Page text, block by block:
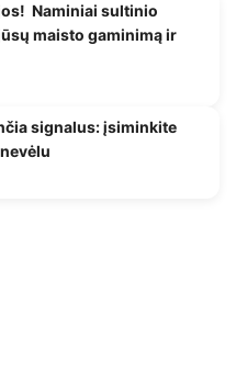
Naminiai sultinio
maisto gaminimą ir
signalus: įsiminkite